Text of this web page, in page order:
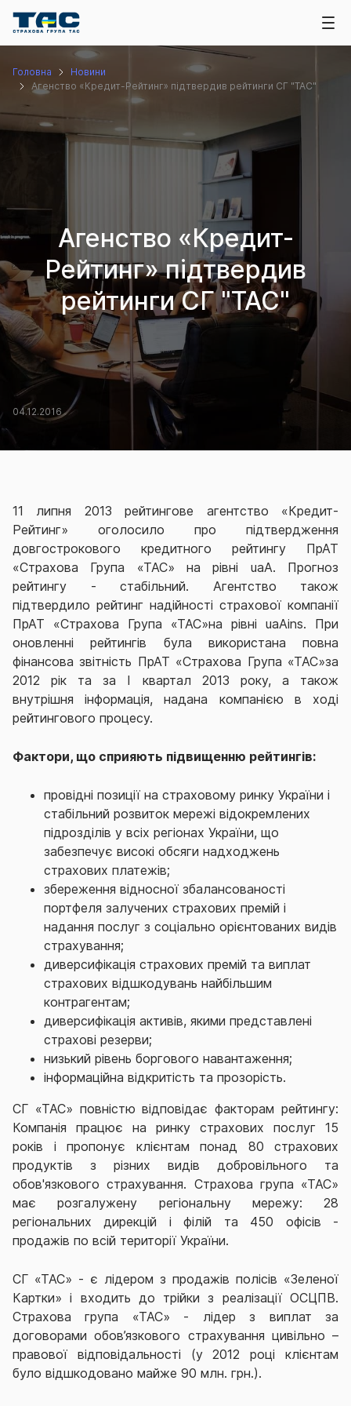
Головна
Новини
Агенство «Кредит-Рейтинг» підтвердив рейтинги СГ "ТАС"
Агенство «Кредит-
Рейтинг» підтвердив
рейтинги СГ "ТАС"
04.12.2016
11 липня 2013 рейтингове агентство «Кредит-
Рейтинг» оголосило про підтвердження
довгострокового кредитного рейтингу ПрАТ
«Страхова Група «ТАС» на рівні uaA. Прогноз
рейтингу - стабільний. Агентство також
підтвердило рейтинг надійності страхової компанії
ПрАТ «Страхова Група «ТАС»на рівні uaAins. При
оновленні рейтингів була використана повна
фінансова звітність ПрАТ «Страхова Група «ТАС»за
2012 рік та за I квартал 2013 року, а також
внутрішня інформація, надана компанією в ході
рейтингового процесу.
Фактори, що сприяють підвищенню рейтингів:
провідні позиції на страховому ринку України і
стабільний розвиток мережі відокремлених
підрозділів у всіх регіонах України, що
забезпечує високі обсяги надходжень
страхових платежів;
збереження відносної збалансованості
портфеля залучених страхових премій і
надання послуг з соціально орієнтованих видів
страхування;
диверсифікація страхових премій та виплат
страхових відшкодувань найбільшим
контрагентам;
диверсифікація активів, якими представлені
страхові резерви;
низький рівень боргового навантаження;
інформаційна відкритість та прозорість.
СГ «ТАС» повністю відповідає факторам рейтингу:
Компанія працює на ринку страхових послуг 15
років і пропонує клієнтам понад 80 страхових
продуктів з різних видів добровільного та
обов'язкового страхування. Страхова група «ТАС»
має розгалужену регіональну мережу: 28
регіональних дирекцій і філій та 450 офісів -
продажів по всій території України.
СГ «ТАС» - є лідером з продажів полісів «Зеленої
Картки» і входить до трійки з реалізації ОСЦПВ.
Страхова група «ТАС» - лідер з виплат за
договорами обов’язкового страхування цивільно –
правової відповідальності (у 2012 році клієнтам
було відшкодовано майже 90 млн. грн.).